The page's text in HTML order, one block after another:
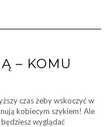
– KOMU
czas żeby wskoczyć w
kobiecym szykiem! Ale
wyglądać